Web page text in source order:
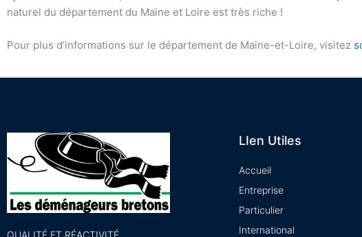
naturel du département du Maine et Loire est très riche !
Pour plus d’informations sur le département de Maine-et-Loire, visitez
QUALITÉ ET RÉACTIVITÉ
LIen Utiles
Accueil
Entreprise
Particulier
International